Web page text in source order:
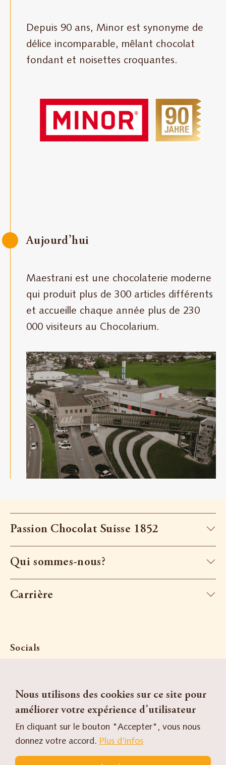
Qui
Depuis 90 ans, Minor est synonyme de
délice incomparable, mêlant chocolat
fondant et noisettes croquantes.
Aujourd’hui
Maestrani est une chocolaterie moderne
qui produit plus de 300 articles différents
et accueille chaque année plus de 230
000 visiteurs au Chocolarium.
Passion Chocolat Suisse 1852
Qui sommes-nous?
Carrière
Socials
Contact
Formulaire de contact
Nous utilisons des cookies sur ce site pour
améliorer votre expérience d'utilisateur
En cliquant sur le bouton "Accepter", vous nous
donnez votre accord. Plus d'infos